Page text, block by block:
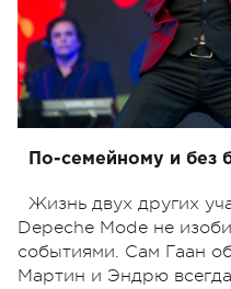
По-семейному и без
Жизнь двух других
Depeche Mode не
событиями. Сам Гаан
Мартин и Эндрю